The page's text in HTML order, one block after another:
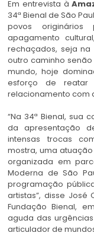
Em entrevista à
34ª Bienal de São
povos
apagamento
rechaçados, seja
outro caminho
mundo, hoje
esforço de reatar
relacionamento com
“Na 34ª Bienal, sua
da apresentação
intensas trocas
mostra, uma
organizada em
Moderna de São
programação
artistas”, disse José
Fundação Bienal,
aguda das
articulador de